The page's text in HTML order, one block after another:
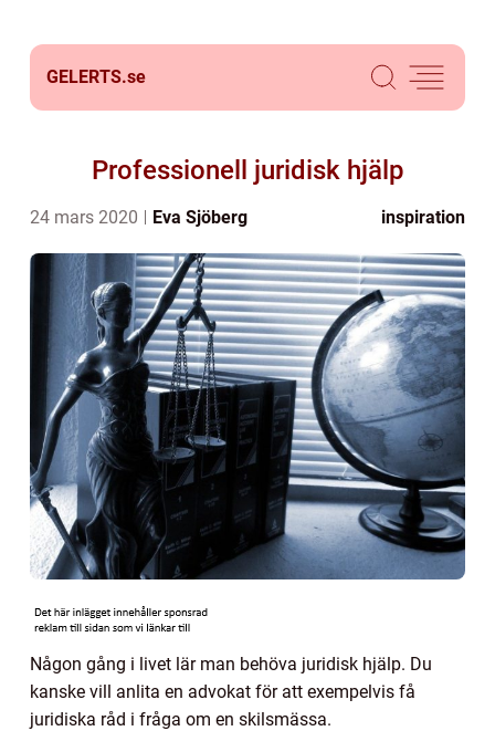
GELERTS.se
Professionell juridisk hjälp
24 mars 2020 Eva Sjöberg inspiration
Någon gång i livet lär man behöva juridisk hjälp. Du
kanske vill anlita en advokat för att exempelvis få
juridiska råd i fråga om en skilsmässa.